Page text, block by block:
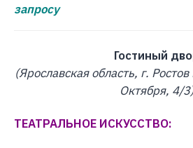
запросу
Гостиный
(Ярославская область, г.
Октября, 4/
ТЕАТРАЛЬНОЕ ИСКУССТВО: